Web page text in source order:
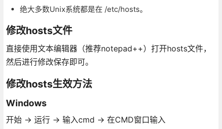
绝大多数Unix系统都是在 /etc/hosts。
修改hosts文件
直接使用文本编辑器（推荐notepad++）打开hosts文件，
然后进行修改保存即可。
修改hosts生效方法
Windows
开始 -> 运行 -> 输入cmd -> 在CMD窗口输入